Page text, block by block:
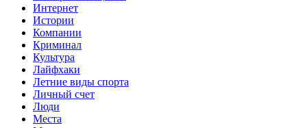
Интернет
Истории
Компании
Криминал
Культура
Лайфхаки
Летние виды спорта
Личный счет
Люди
Места